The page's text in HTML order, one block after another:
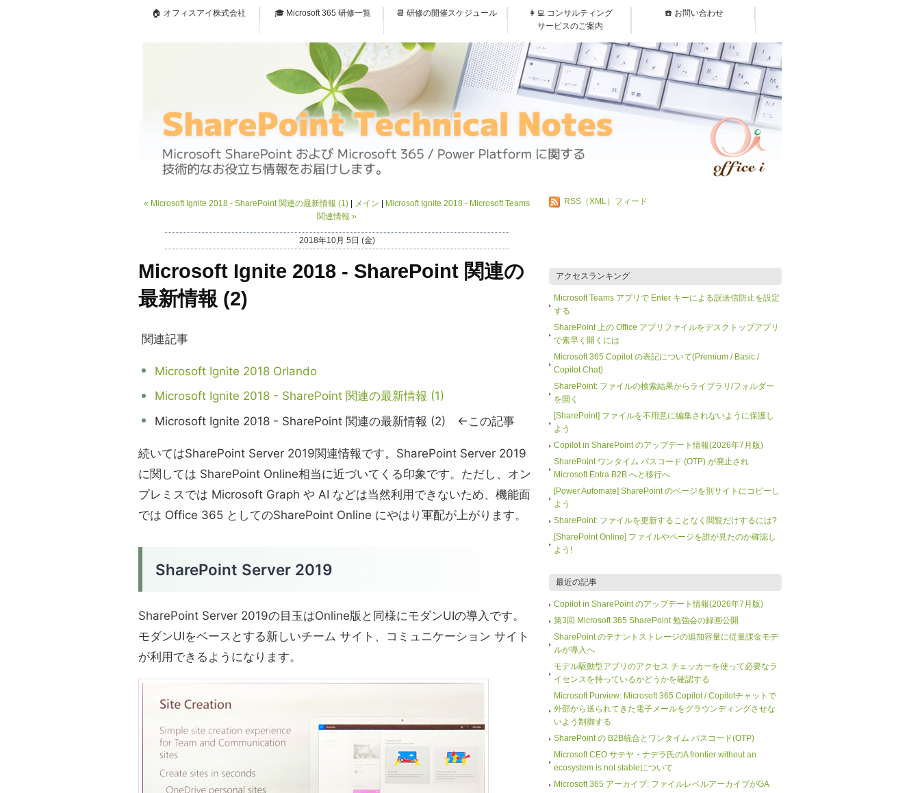
🏠 オフィスアイ株式会社 🎓 Microsoft 365 研修一覧 📆 研修の開催スケジュール
👩‍💻 コンサルティング
サービスのご案内
☎️ お問い合わせ
« Microsoft Ignite 2018 - SharePoint 関連の最新情報 (1) メイン
Microsoft Ignite 2018 - Microsoft Teams
関連情報 »
2018年10月 5日 (金)
Microsoft Ignite 2018 - SharePoint 関連の
最新情報 (2)
関連記事
Microsoft Ignite 2018 Orlando
Microsoft Ignite 2018 - SharePoint 関連の最新情報 (1)
Microsoft Ignite 2018 - SharePoint 関連の最新情報 (2) ←この記事
続いてはSharePoint Server 2019関連情報です。SharePoint Server 2019
に関しては SharePoint Online相当に近づいてくる印象です。ただし、オン
プレミスでは Microsoft Graph や AI などは当然利用できないため、機能面
では Office 365 としてのSharePoint Online にやはり軍配が上がります。
SharePoint Server 2019
SharePoint Server 2019の目玉はOnline版と同様にモダンUIの導入です。
モダンUIをベースとする新しいチーム サイト、コミュニケーション サイト
が利用できるようになります。
RSS（XML）フィード
アクセスランキング
Microsoft Teams アプリで Enter キーによる誤送信防止を設定
する
SharePoint 上の Office アプリファイルをデスクトップアプリ
で素早く開くには
Microsoft 365 Copilot の表記について(Premium / Basic /
Copilot Chat)
SharePoint: ファイルの検索結果からライブラリ/フォルダー
を開く
[SharePoint] ファイルを不用意に編集されないように保護し
よう
Copilot in SharePoint のアップデート情報(2026年7月版)
SharePoint ワンタイム パスコード (OTP) が廃止され
Microsoft Entra B2B へと移行へ
[Power Automate] SharePoint のページを別サイトにコピーし
よう
SharePoint: ファイルを更新することなく閲覧だけするには?
[SharePoint Online] ファイルやページを誰が見たのか確認し
よう!
最近の記事
Copilot in SharePoint のアップデート情報(2026年7月版)
第3回 Microsoft 365 SharePoint 勉強会の録画公開
SharePoint のテナントストレージの追加容量に従量課金モデ
ルが導入へ
モデル駆動型アプリのアクセス チェッカーを使って必要なラ
イセンスを持っているかどうかを確認する
Microsoft Purview: Microsoft 365 Copilot / Copilotチャットで
外部から送られてきた電子メールをグラウンディングさせな
いよう制御する
SharePoint の B2B統合とワンタイム パスコード(OTP)
Microsoft CEO サテヤ・ナデラ氏のA frontier without an
ecosystem is not stableについて
Microsoft 365 アーカイブ: ファイルレベルアーカイブがGA